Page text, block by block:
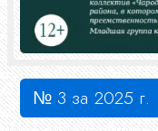
№ 3 за 2025 г.